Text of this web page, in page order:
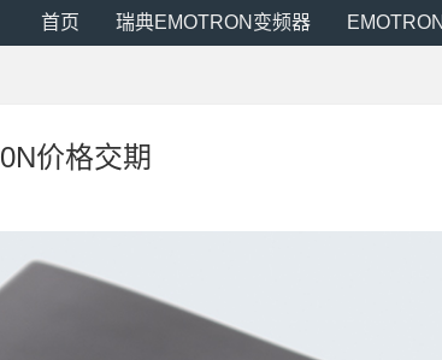
首页 瑞典EMOTRON变频器
价格交期